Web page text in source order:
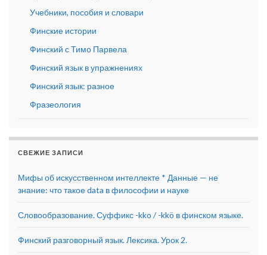
Учебники, пособия и словари
Финские истории
Финский с Тимо Парвела
Финский язык в упражнениях
Финский язык: разное
Фразеология
СВЕЖИЕ ЗАПИСИ
Мифы об искусственном интеллекте * Данные — не
знание: что такое data в философии и науке
Словообразование. Суффикс -kko / -kkö в финском языке.
Финский разговорный язык. Лексика. Урок 2.